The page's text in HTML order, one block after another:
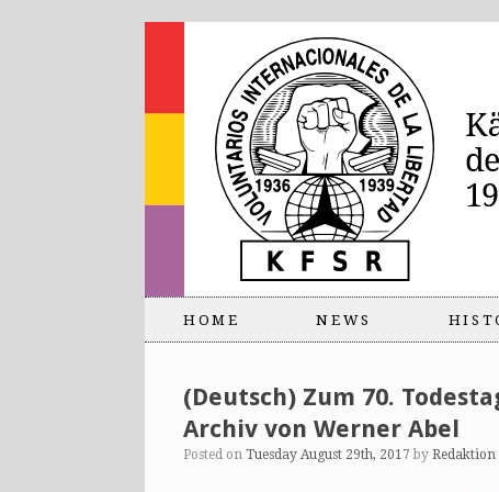
HOME NEWS
(Deutsch) Zum 70.
Archiv von Werner Abel
Posted on Tuesday August 29th, 2017 by Redaktion